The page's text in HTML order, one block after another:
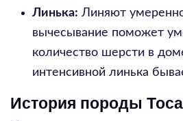
Линька: Линяют
вычесывание поможет
количество шерсти в
интенсивной линька
История породы